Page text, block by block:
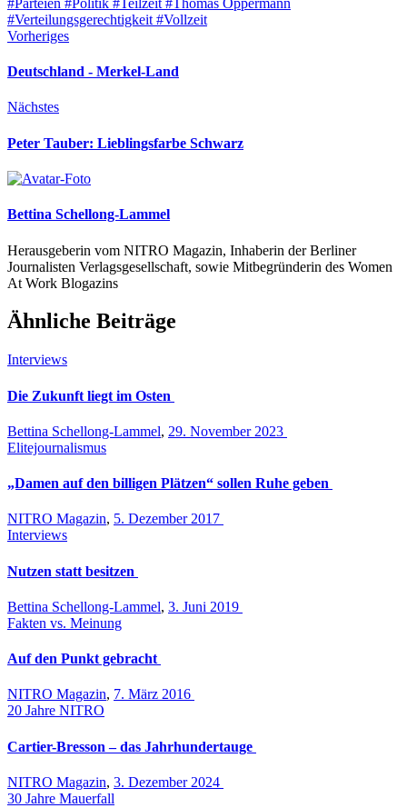
#Parteien #Politik #Teilzeit #Thomas Oppermann
#Verteilungsgerechtigkeit #Vollzeit
Vorheriges
Deutschland - Merkel-Land
Nächstes
Peter Tauber: Lieblingsfarbe Schwarz
Bettina Schellong-Lammel
Herausgeberin vom NITRO Magazin, Inhaberin der Berliner
Journalisten Verlagsgesellschaft, sowie Mitbegründerin des Women
At Work Blogazins
Ähnliche Beiträge
Interviews
Die Zukunft liegt im Osten
Bettina Schellong-Lammel, 29. November 2023
Elitejournalismus
„Damen auf den billigen Plätzen“ sollen Ruhe geben
NITRO Magazin, 5. Dezember 2017
Interviews
Nutzen statt besitzen
Bettina Schellong-Lammel, 3. Juni 2019
Fakten vs. Meinung
Auf den Punkt gebracht
NITRO Magazin, 7. März 2016
20 Jahre NITRO
Cartier-Bresson – das Jahrhundertauge
NITRO Magazin, 3. Dezember 2024
30 Jahre Mauerfall